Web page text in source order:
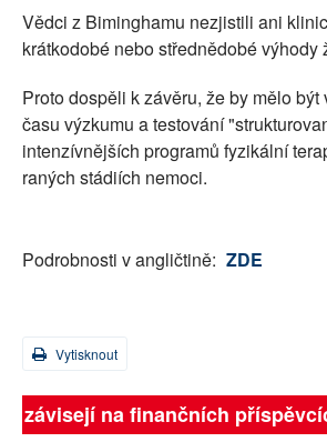
Vědci z Biminghamu nezjistili ani
krátkodobé nebo střednědobé výhody
Proto dospěli k závěru, že by mělo
času výzkumu a testování
intenzívnějších programů fyzikální
raných stádiích nemoci.
Podrobnosti v angličtině: ZDE
Vytisknout
závisejí na finančních